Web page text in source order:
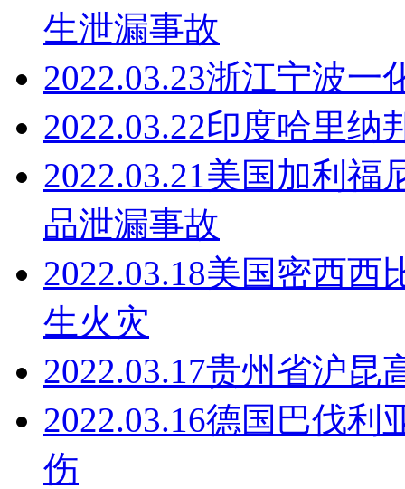
生泄漏事故
2022.03.23浙江宁波一
2022.03.22印度哈里纳
2022.03.21美国加利福
品泄漏事故
2022.03.18美国密西西
生火灾
2022.03.17贵州省沪昆
2022.03.16德国巴伐利
伤